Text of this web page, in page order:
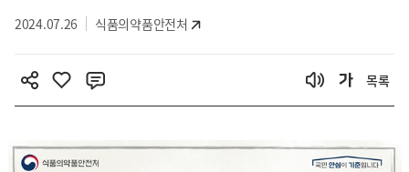
2024.07.26 식품의약품안전처
목록